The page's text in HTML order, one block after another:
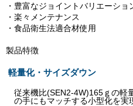
・豊富なジョイントバリエーショ
・楽々メンテナンス
・食品衛生法適合材使用
製品特徴
軽量化・サイズダウン
従来機比(SEN2-4W)165ｇの軽
の手にもマッチする小型化を実